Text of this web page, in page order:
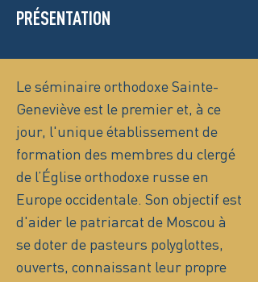
PRÉSENTATION
Le séminaire orthodoxe Sainte-
Geneviève est le premier et, à ce
jour, l'unique établissement de
formation des membres du clergé
de l’Église orthodoxe russe en
Europe occidentale. Son objectif est
d'aider le patriarcat de Moscou à
se doter de pasteurs polyglottes,
ouverts, connaissant leur propre